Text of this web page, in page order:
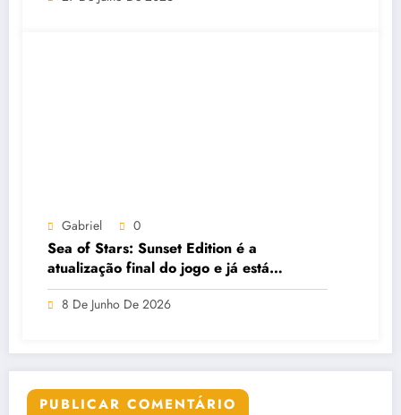
Gabriel 0
Sea of Stars: Sunset Edition é a
atualização final do jogo e já está
disponível gratuitamente
8 De Junho De 2026
PUBLICAR COMENTÁRIO